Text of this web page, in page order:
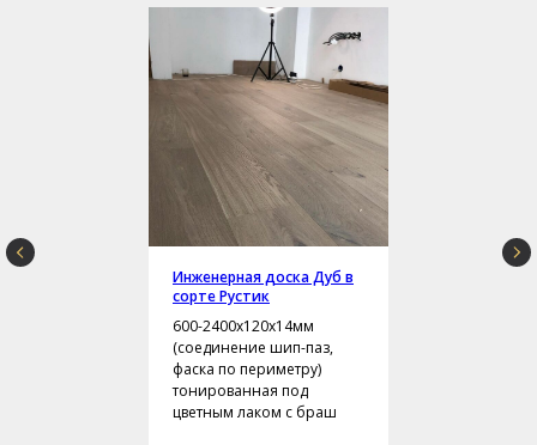
Инженерная доска Дуб в
сорте Рустик
600-2400х120х14мм
(соединение шип-паз,
фаска по периметру)
тонированная под
цветным лаком с браш